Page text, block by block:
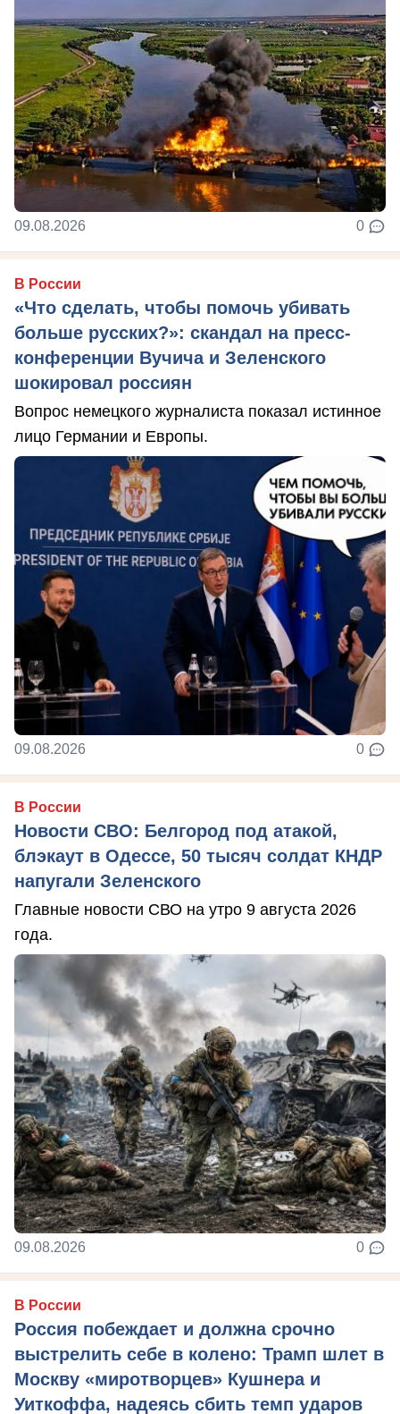
09.08.2026 0
В России
«Что сделать, чтобы помочь убивать
больше русских?»: скандал на пресс-
конференции Вучича и Зеленского
шокировал россиян
Вопрос немецкого журналиста показал истинное
лицо Германии и Европы.
09.08.2026 0
В России
Новости СВО: Белгород под атакой,
блэкаут в Одессе, 50 тысяч солдат КНДР
напугали Зеленского
Главные новости СВО на утро 9 августа 2026
года.
09.08.2026 0
В России
Россия побеждает и должна срочно
выстрелить себе в колено: Трамп шлет в
Москву «миротворцев» Кушнера и
Уиткоффа, надеясь сбить темп ударов